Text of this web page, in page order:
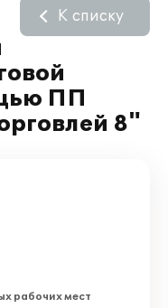
ПП
8"
К списку
рабочих мест